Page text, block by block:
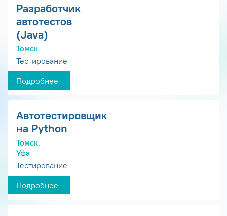
Разработчик
автотестов
(Java)
Томск
Тестирование
Подробнее
Автотестировщик
на Python
Томск,
Уфа
Тестирование
Подробнее